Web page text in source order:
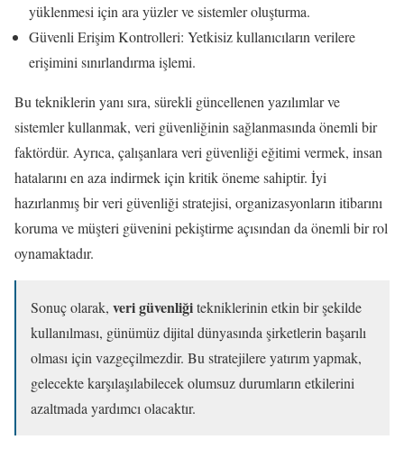
yüklenmesi için ara yüzler ve sistemler oluşturma.
Güvenli Erişim Kontrolleri: Yetkisiz kullanıcıların verilere
erişimini sınırlandırma işlemi.
Bu tekniklerin yanı sıra, sürekli güncellenen yazılımlar ve
sistemler kullanmak, veri güvenliğinin sağlanmasında önemli bir
faktördür. Ayrıca, çalışanlara veri güvenliği eğitimi vermek, insan
hatalarını en aza indirmek için kritik öneme sahiptir. İyi
hazırlanmış bir veri güvenliği stratejisi, organizasyonların itibarını
koruma ve müşteri güvenini pekiştirme açısından da önemli bir rol
oynamaktadır.
Sonuç olarak, veri güvenliğitekniklerinin etkin bir şekilde
kullanılması, günümüz dijital dünyasında şirketlerin başarılı
olması için vazgeçilmezdir. Bu stratejilere yatırım yapmak,
gelecekte karşılaşılabilecek olumsuz durumların etkilerini
azaltmada yardımcı olacaktır.